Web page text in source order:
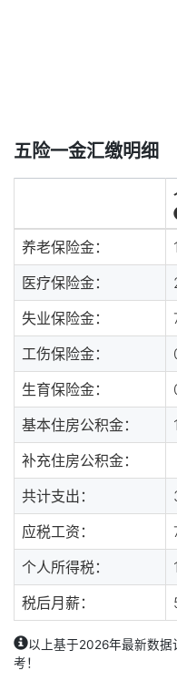
五险一金汇缴明细
养老保险金：
医疗保险金：
失业保险金：
工伤保险金：
生育保险金：
基本住房公积金：
补充住房公积金：
共计支出：
应税工资：
个人所得税：
税后月薪：
以上基于2026年最新数
考！